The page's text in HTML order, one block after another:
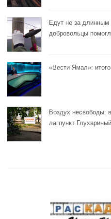
Едут не за
добровольцы
«Вести Ямал»:
Воздух несвободы:
лагпункт Глухариный